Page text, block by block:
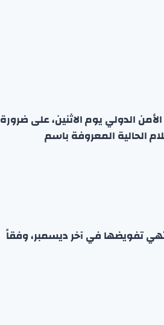
الدولي يوم الاثنين، على ضرورة
الحالية المعروفة باسم
المقرر أن ينتهي تفويضها في آخر ديسمبر، وفقاً